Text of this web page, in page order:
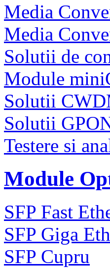
Media
Media
Solutii de
Module
Solutii
Solutii
Testere si
Module
SFP Fast
SFP Giga
SFP Cupru